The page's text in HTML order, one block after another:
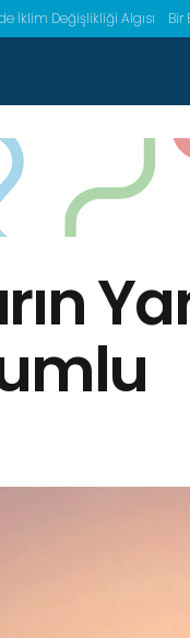
İklim Değişlikliği Algısı Bir